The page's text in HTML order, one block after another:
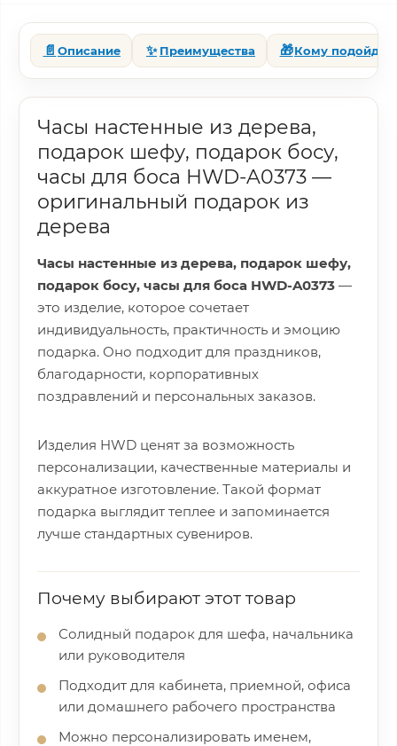
📄 Описание ✨ Преимущества 🎁Кому подойдет
Часы настенные из дерева,
подарок шефу, подарок босу,
часы для боса HWD-A0373 —
оригинальный подарок из
дерева
Часы настенные из дерева, подарок шефу,
подарок босу, часы для боса HWD-A0373 —
это изделие, которое сочетает
индивидуальность, практичность и эмоцию
подарка. Оно подходит для праздников,
благодарности, корпоративных
поздравлений и персональных заказов.
Изделия HWD ценят за возможность
персонализации, качественные материалы и
аккуратное изготовление. Такой формат
подарка выглядит теплее и запоминается
лучше стандартных сувениров.
Почему выбирают этот товар
Солидный подарок для шефа, начальника
или руководителя
Подходит для кабинета, приемной, офиса
или домашнего рабочего пространства
Можно персонализировать именем,